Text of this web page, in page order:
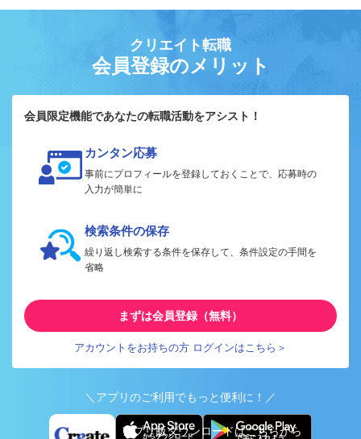
クリエイト転職
会員登録のメリット
会員限定機能であなたの転職活動をアシスト！
カンタン応募
事前にプロフィールを登録しておくことで、応募時の
入力が簡単に
検索条件の保存
繰り返し検索する条件を保存して、条件設定の手間を
省略
まずは会員登録（無料）
アカウントをお持ちの方 ログインはこちら＞
＼アプリのご利用でもっと便利に！／
アプリ版ダウンロードはこちらから